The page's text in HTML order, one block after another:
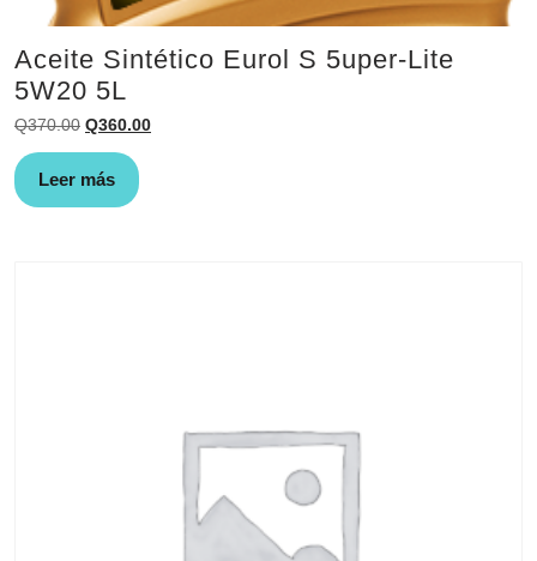
Aceite Sintético Eurol S 5uper-Lite
5W20 5L
Q370.00 El
precio
original
Q360.00El
Leer más